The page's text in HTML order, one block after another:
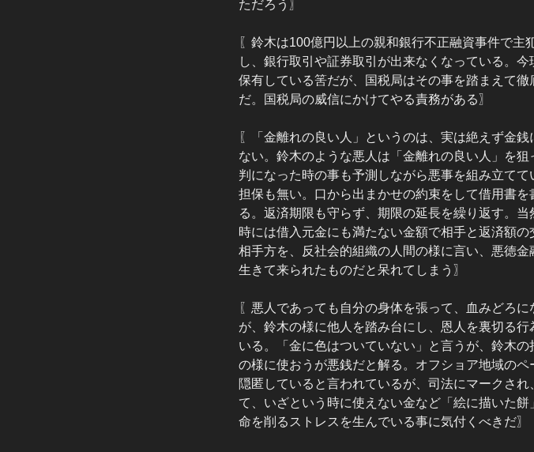
ただろう〗
〖鈴木は100億円以上の親和銀行不正融資事件で主
し、銀行取引や証券取引が出来なくなっている。
保有している筈だが、国税局はその事を踏まえて
だ。国税局の威信にかけてやる責務がある〗
〖「金離れの良い人」というのは、実は絶えず金
ない。鈴木のような悪人は「金離れの良い人」を
判になった時の事も予測しながら悪事を組み立て
担保も無い。口から出まかせの約束をして借用書
る。返済期限も守らず、期限の延長を繰り返す。
時には借入元金にも満たない金額で相手と返済額
相手方を、反社会的組織の人間の様に言い、悪徳
生きて来られたものだと呆れてしまう〗
〖悪人であっても自分の身体を張って、血みどろ
が、鈴木の様に他人を踏み台にし、恩人を裏切る
いる。「金に色はついていない」と言うが、鈴木
の様に使おうが悪銭だと解る。オフショア地域の
隠匿していると言われているが、司法にマークさ
て、いざという時に使えない金など「絵に描いた
命を削るストレスを生んでいる事に気付くべきだ〗